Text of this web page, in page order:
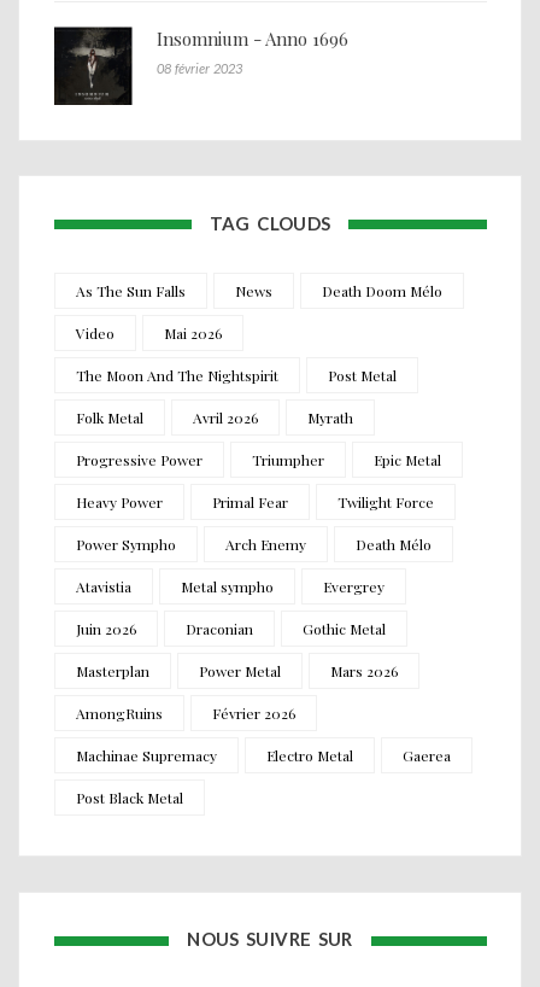
Insomnium - Anno 1696
08 février 2023
TAG CLOUDS
As The Sun Falls News Death Doom Mélo
Video Mai 2026
The Moon And The Nightspirit Post Metal
Folk Metal Avril 2026 Myrath
Progressive Power Triumpher Epic Metal
Heavy Power Primal Fear Twilight Force
Power Sympho Arch Enemy Death Mélo
Atavistia Metal sympho Evergrey
Juin 2026 Draconian Gothic Metal
Masterplan Power Metal Mars 2026
AmongRuins Février 2026
Machinae Supremacy Electro Metal Gaerea
Post Black Metal
NOUS SUIVRE SUR